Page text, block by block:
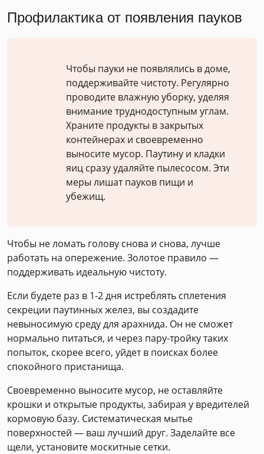
Профилактика от появления пауков
Чтобы пауки не появлялись в доме,
поддерживайте чистоту. Регулярно
проводите влажную уборку, уделяя
внимание труднодоступным углам.
Храните продукты в закрытых
контейнерах и своевременно
выносите мусор. Паутину и кладки
яиц сразу удаляйте пылесосом. Эти
меры лишат пауков пищи и
убежищ.
Чтобы не ломать голову снова и снова, лучше
работать на опережение. Золотое правило —
поддерживать идеальную чистоту.
Если будете раз в 1-2 дня истреблять сплетения
секреции паутинных желез, вы создадите
невыносимую среду для арахнида. Он не сможет
нормально питаться, и через пару-тройку таких
попыток, скорее всего, уйдет в поисках более
спокойного пристанища.
Своевременно выносите мусор, не оставляйте
крошки и открытые продукты, забирая у вредителей
кормовую базу. Систематическая мытье
поверхностей — ваш лучший друг. Заделайте все
щели, установите москитные сетки.